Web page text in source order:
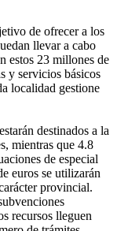
de ofrecer a los
llevar a cabo
estos 23 millones de
y servicios básicos
localidad gestione
destinados a la
mientras que 4.8
de especial
euros se utilizarán
provincial.
recursos lleguen